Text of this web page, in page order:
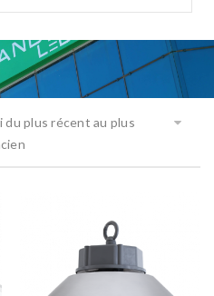
du plus récent au plus